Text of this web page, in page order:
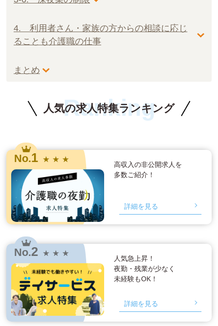
4. 利用者さん・家族の方からの相談に応じ
ることも介護職の仕事
まとめ
人気の求人特集ランキング
Ranking
No.1 ★ ★ ★
高収入の非公開求人を
多数ご紹介！
詳細を見る
No.2 ★ ★ ★
人気急上昇！
夜勤・残業が少なく
未経験もOK！
詳細を見る